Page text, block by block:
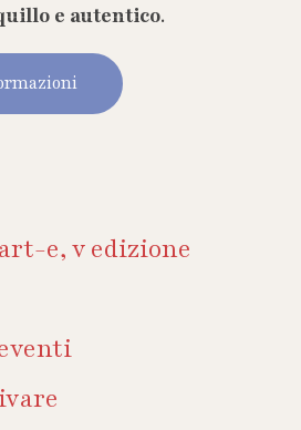
e autentico.
e, v edizione